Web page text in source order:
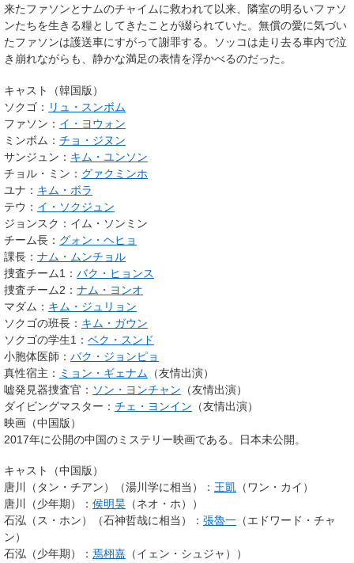
来たファソンとナムのチャイムに救われて以来、隣室の明るいファソ
ンたちを生きる糧としてきたことが綴られていた。無償の愛に気づい
たファソンは護送車にすがって謝罪する。ソッコは走り去る車内で泣
き崩れながらも、静かな満足の表情を浮かべるのだった。
キャスト（韓国版）
ソクゴ： リュ・スンボム
ファソン： イ・ヨウォン
ミンボム： チョ・ジヌン
サンジュン： キム・ユンソン
チョル・ミン： グァクミンホ
ユナ： キム・ボラ
テウ： イ・ソクジュン
ジョンスク：イム・ソンミン
チーム長： グォン・ヘヒョ
課長： ナム・ムンチョル
捜査チーム1： バク・ヒョンス
捜査チーム2： ナム・ヨンオ
マダム： キム・ジュリョン
ソクゴの班長： キム・ガウン
ソクゴの学生1： ベク・スンド
小胞体医師： バク・ジョンピョ
真性宿主： ミョン・ギェナム （友情出演）
嘘発見器捜査官： ソン・ヨンチャン （友情出演）
ダイビングマスター： チェ・ヨンイン （友情出演）
映画（中国版）
2017年に公開の中国のミステリー映画である。日本未公開。
キャスト（中国版）
唐川（タン・チアン）（湯川学に相当）： 王凱 （ワン・カイ）
唐川（少年期）： 侯明昊 （ネオ・ホ））
石泓（ス・ホン）（石神哲哉に相当）： 張魯一 （エドワード・チャ
ン）
石泓（少年期）： 焉栩嘉 （イェン・シュジャ））